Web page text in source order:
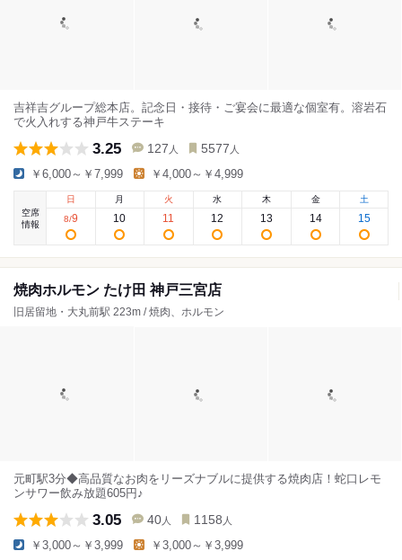
吉祥吉グループ総本店。記念日・接待・ご宴会に最適な個室有。溶岩石
で火入れする神戸牛ステーキ
3.25 127 人 5577 人
￥6,000～￥7,999 ￥4,000～￥4,999
空席
情報
日
8/9
月
10
火
11
水
12
木
13
金
14
土
15
焼肉ホルモン たけ田 神戸三宮店
旧居留地・大丸前駅 223m / 焼肉、ホルモン
元町駅3分◆高品質なお肉をリーズナブルに提供する焼肉店！蛇口レモ
ンサワー飲み放題605円♪
3.05 40 人 1158 人
￥3,000～￥3,999 ￥3,000～￥3,999